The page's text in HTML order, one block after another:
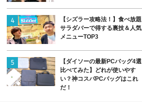
【シズラー攻略法！】食べ放題
サラダバーで得する裏技＆人気
メニューTOP3
【ダイソーの最新PCバッグ4選
比べてみた】どれが使いやす
い？神コスパPCバッグはこれ
だ！